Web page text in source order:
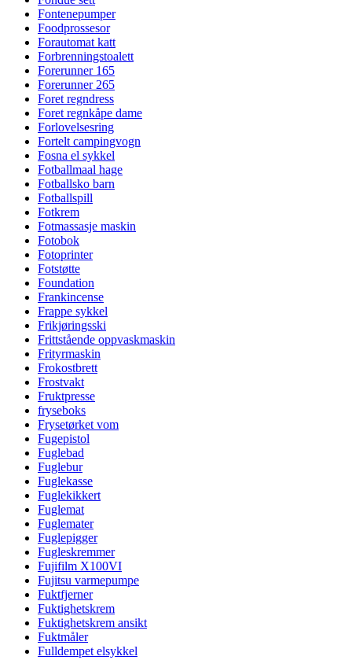
Fontenepumper
Foodprossesor
Forautomat katt
Forbrenningstoalett
Forerunner 165
Forerunner 265
Foret regndress
Foret regnkåpe dame
Forlovelsesring
Fortelt campingvogn
Fosna el sykkel
Fotballmaal hage
Fotballsko barn
Fotballspill
Fotkrem
Fotmassasje maskin
Fotobok
Fotoprinter
Fotstøtte
Foundation
Frankincense
Frappe sykkel
Frikjøringsski
Frittstående oppvaskmaskin
Frityrmaskin
Frokostbrett
Frostvakt
Fruktpresse
fryseboks
Frysetørket vom
Fugepistol
Fuglebad
Fuglebur
Fuglekasse
Fuglekikkert
Fuglemat
Fuglemater
Fuglepigger
Fugleskremmer
Fujifilm X100VI
Fujitsu varmepumpe
Fuktfjerner
Fuktighetskrem
Fuktighetskrem ansikt
Fuktmåler
Fulldempet elsykkel